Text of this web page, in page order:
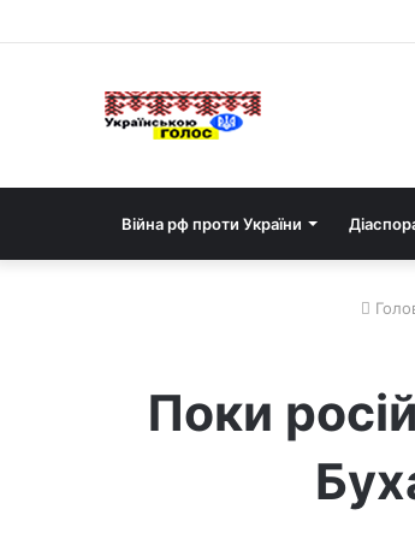
Війна рф проти України
Поки